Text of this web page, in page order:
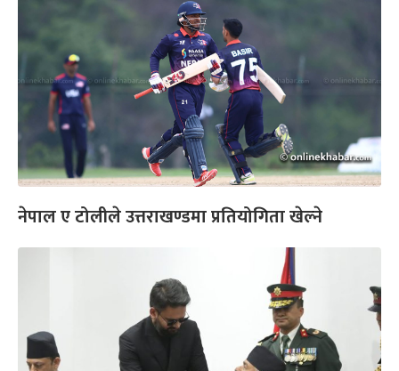
नेपाल ए टोलीले उत्तराखण्डमा प्रतियोगिता खेल्ने